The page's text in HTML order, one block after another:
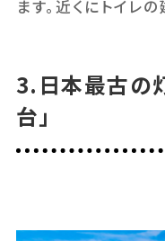
ます。近くにトイレ
3.日本最古の
台」